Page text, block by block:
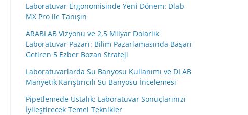
Laboratuvar Ergonomisinde Yeni Dönem: Dlab
MX Pro ile Tanışın
ARABLAB Vizyonu ve 2,5 Milyar Dolarlık
Laboratuvar Pazarı: Bilim Pazarlamasında Başarı
Getiren 5 Ezber Bozan Strateji
Laboratuvarlarda Su Banyosu Kullanımı ve DLAB
Manyetik Karıştırıcılı Su Banyosu İncelemesi
Pipetlemede Ustalık: Laboratuvar Sonuçlarınızı
İyileştirecek Temel Teknikler